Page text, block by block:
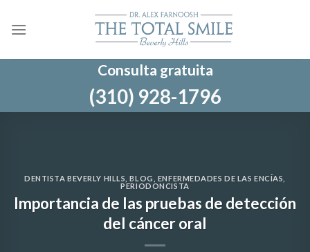
Consulta gratuita
(310) 928-1796
DENTISTA BEVERLY HILLS ,BLOG ENFERMEDADES DE LAS ENCÍAS
PERIODONCISTA
Importancia de las pruebas de detección
del cáncer oral